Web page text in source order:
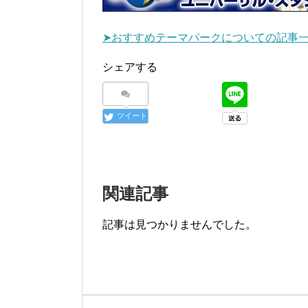
➤おすすめテーマパークについての記事
シェアする
ツイート
関連記事
記事は見つかりませんでした。